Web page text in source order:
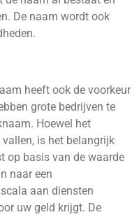
De naam wordt ook
heeft ook de voorkeur
grote bedrijven te
Hoewel het
is het belangrijk
op basis van de waarde
naar een
aan diensten
uw geld krijgt. De